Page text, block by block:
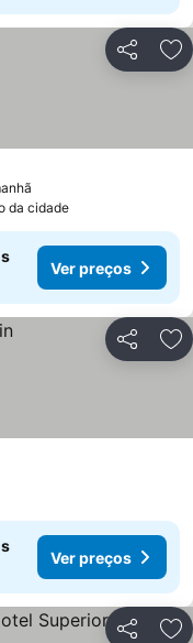
Partilhar
da cidade
Ver preços
Partilhar
Ver preços
Partilhar